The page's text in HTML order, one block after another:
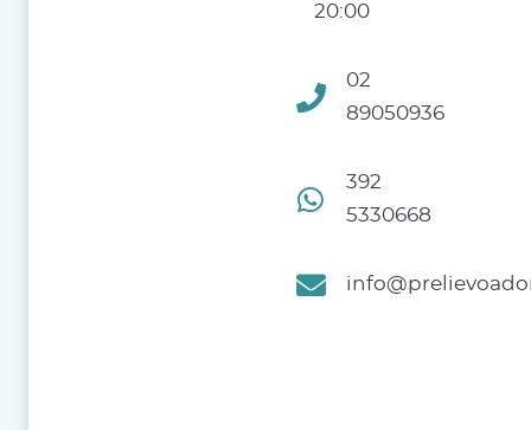
20:00
02
89050936
392
5330668